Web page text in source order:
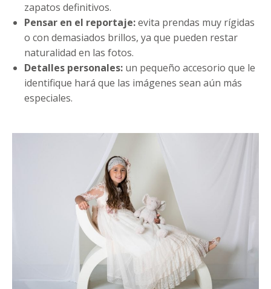
zapatos definitivos.
Pensar en el reportaje:evita prendas muy rígidas
o con demasiados brillos, ya que pueden restar
naturalidad en las fotos.
Detalles personales: un pequeño accesorio que le
identifique hará que las imágenes sean aún más
especiales.